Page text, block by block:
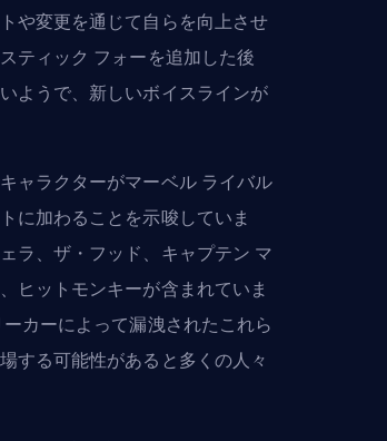
や変更を通じて自らを向上させ
ティック フォーを追加した後
ようで、新しいボイスラインが
ャラクターがマーベル ライバル
に加わることを示唆していま
ラ、ザ・フッド、キャプテン マ
ヒットモンキーが含まれていま
カーによって漏洩されたこれら
する可能性があると多くの人々